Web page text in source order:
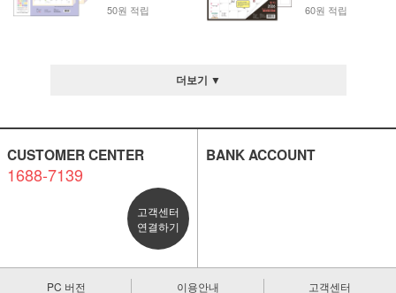
50원 적립 60원 적립
더보기 ▼
CUSTOMER CENTER
1688-7139
고객센터
연결하기
BANK ACCOUNT
PC 버전 이용안내 고객센터